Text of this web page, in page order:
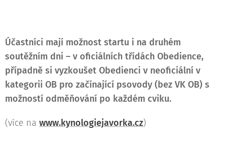
Účastníci mají možnost startu i na druhém
soutěžním dni – v oficiálních třídách Obedience,
případně si vyzkoušet Obedienci v neoficiální v
kategorii OB pro začínající psovody (bez VK OB) s
možností odměňování po každém cviku.
(více na www.kynologiejavorka.cz)